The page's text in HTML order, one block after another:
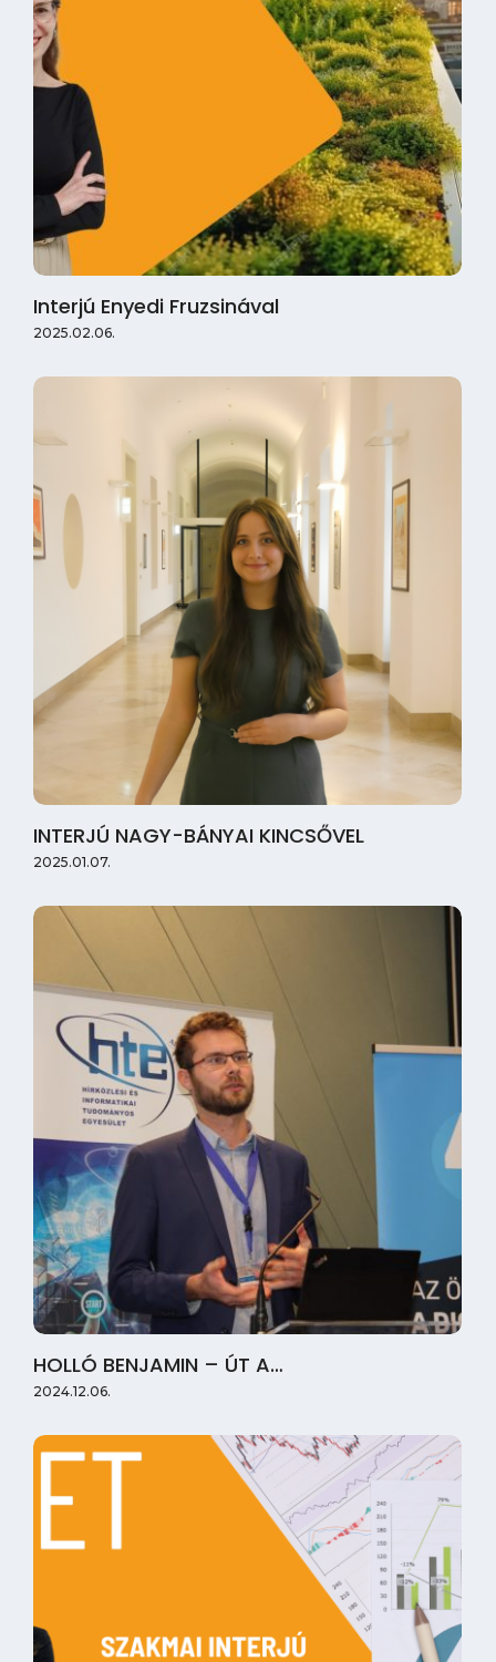
Interjú Enyedi Fruzsinával
2025.02.06.
INTERJÚ NAGY-BÁNYAI KINCSŐVEL
2025.01.07.
HOLLÓ BENJAMIN – ÚT A…
2024.12.06.